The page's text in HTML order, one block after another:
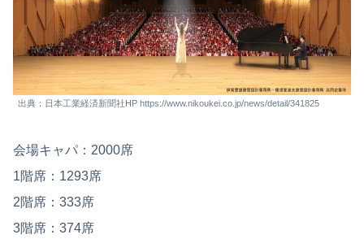
出典：日本工業経済新聞社HP https://www.nikoukei.co.jp/news/detail/341825
会場キャパ：2000席
1階席：1293席
2階席：333席
3階席：374席